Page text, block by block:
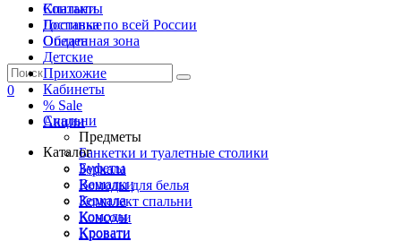
Спальни
Гостиные
Обеденная зона
Детские
Прихожие
Кабинеты
% Sale
Акции
Каталог
Буфеты
Вешалки
Зеркала
Комоды
Кровати
Контакты
Доставка по всей России
Оплата
0
Спальни
Предметы
Банкетки и туалетные столики
Зеркала
Комоды для белья
Комплект спальни
Консоли
Кровати